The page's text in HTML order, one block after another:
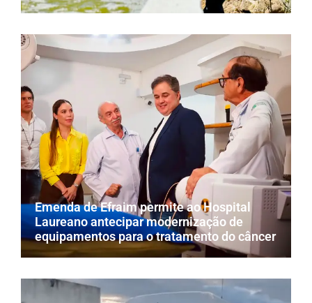
Emenda de Efraim permite ao Hospital
Laureano antecipar modernização de
equipamentos para o tratamento do câncer